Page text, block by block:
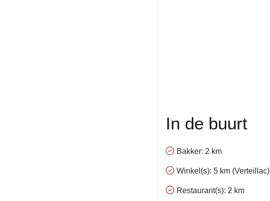
In de buurt
Bakker: 2 km
Winkel(s): 5 km (Verteillac)
Restaurant(s): 2 km